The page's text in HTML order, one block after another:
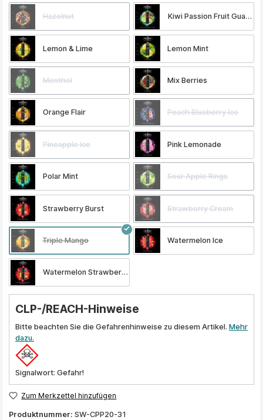
Hazelnut Kiwi Passion Fruit Guava
Lemon & Lime Lemon Mint
Menthol Mix Berries
Orange Flair Peach Blueberry Ice
Pineapple Ice Pink Lemonade
Polar Mint Sour Apple Rings
Strawberry Burst Strawberry Cream
Triple Mango Watermelon Ice
Watermelon Strawberry Bubblegum
CLP-/REACH-Hinweise
Bitte beachten Sie die Gefahrenhinweise zu diesem Artikel. Mehr
dazu.
Signalwort: Gefahr!
Zum Merkzettel hinzufügen
Produktnummer: SW-CPP20-31